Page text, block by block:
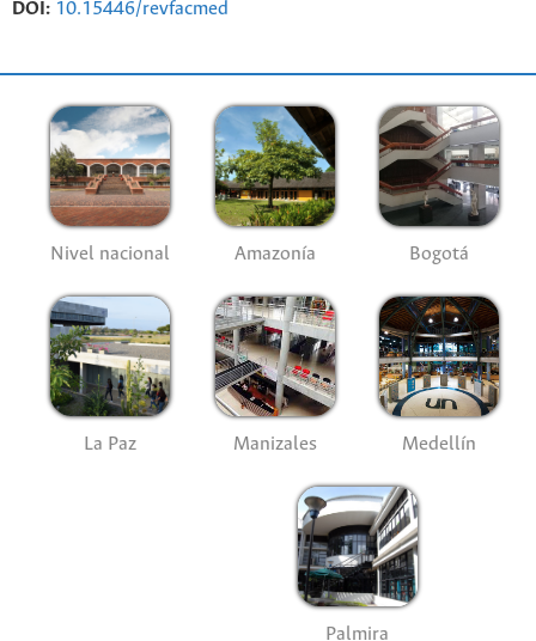
DOI: 10.15446/revfacmed
Nivel nacional Amazonía Bogotá
La Paz Manizales Medellín
Palmira